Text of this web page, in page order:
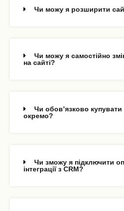
Чи можу я розширити
Чи можу я самостійно
на сайті?
Чи обов’язково купувати
окремо?
Чи зможу я підключити
інтеграції з CRM?